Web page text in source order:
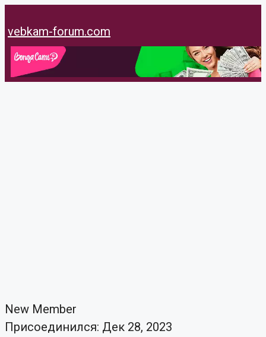
к
содержимому
vebkam-forum.com
New Member
Присоединился: Дек 28, 2023